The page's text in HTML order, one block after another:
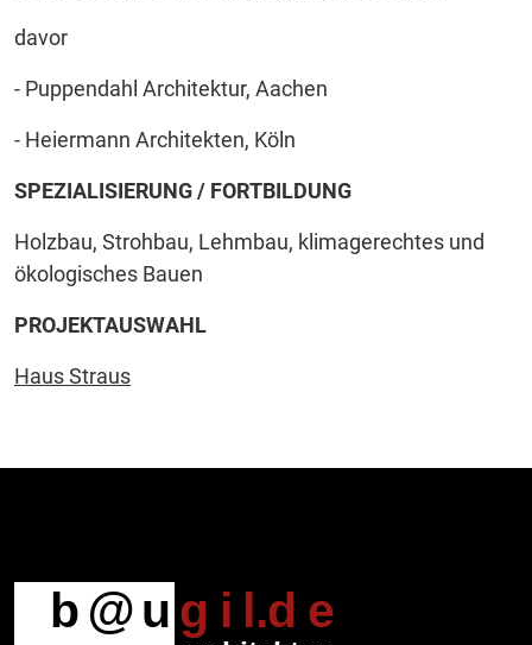
davor
- Puppendahl Architektur, Aachen
- Heiermann Architekten, Köln
SPEZIALISIERUNG / FORTBILDUNG
Holzbau, Strohbau, Lehmbau, klimagerechtes und
ökologisches Bauen
PROJEKTAUSWAHL
Haus Straus